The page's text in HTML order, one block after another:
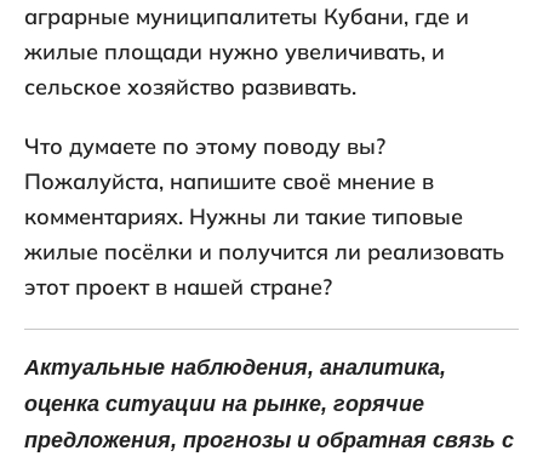
аграрные муниципалитеты Кубани, где и
жилые площади нужно увеличивать, и
сельское хозяйство развивать.
Что думаете по этому поводу вы?
Пожалуйста, напишите своё мнение в
комментариях. Нужны ли такие типовые
жилые посёлки и получится ли реализовать
этот проект в нашей стране?
Актуальные наблюдения, аналитика,
оценка ситуации на рынке, горячие
предложения, прогнозы и обратная связь с